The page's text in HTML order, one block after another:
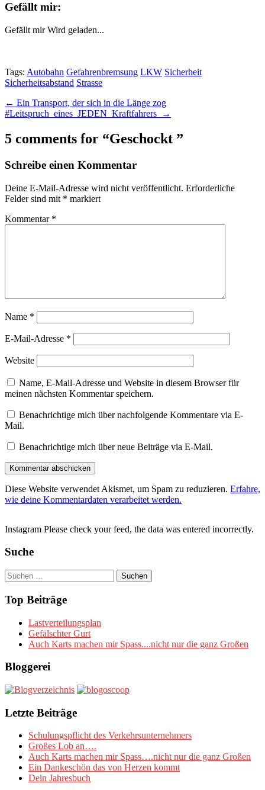
Gefällt mir:
Gefällt mir Wird geladen...
Tags: Autobahn Gefahrenbremsung LKW Sicherheit
Sicherheitsabstand Strasse
Post
navigation
← Ein Transport, der sich in die Länge zog
​#Leitspruch_eines_JEDEN_Kraftfahrers →
5 comments for “Geschockt ”
Schreibe einen Kommentar
Deine E-Mail-Adresse wird nicht veröffentlicht. Erforderliche
Felder sind mit * markiert
Kommentar *
Name *
E-Mail-Adresse *
Website
Name, E-Mail-Adresse und Website in diesem Browser für
meinen nächsten Kommentar speichern.
Benachrichtige mich über nachfolgende Kommentare via E-
Mail.
Benachrichtige mich über neue Beiträge via E-Mail.
Diese Website verwendet Akismet, um Spam zu reduzieren. Erfahre,
wie deine Kommentardaten verarbeitet werden.
Instagram Please check your feed, the data was entered incorrectly.
Suche
Suchen
nach:
Top Beiträge
Lastverteilungsplan
Gefälschter Gurt
Auch Karts machen mir Spass....nicht nur die ganz Großen
Bloggerei
Letzte Beiträge
Schulungspflicht des Verkehrsunternehmers
Großes Lob an….
Auch Karts machen mir Spass….nicht nur die ganz Großen
Ein Dankeschön das von Herzen kommt
Dein Jahresbuch